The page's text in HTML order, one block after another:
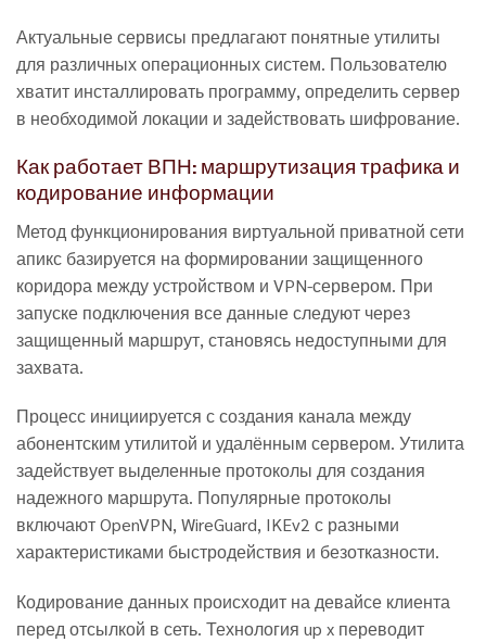
Актуальные сервисы предлагают понятные утилиты
для различных операционных систем. Пользователю
хватит инсталлировать программу, определить сервер
в необходимой локации и задействовать шифрование.
Как работает ВПН: маршрутизация трафика и
кодирование информации
Метод функционирования виртуальной приватной сети
апикс базируется на формировании защищенного
коридора между устройством и VPN-сервером. При
запуске подключения все данные следуют через
защищенный маршрут, становясь недоступными для
захвата.
Процесс инициируется с создания канала между
абонентским утилитой и удалённым сервером. Утилита
задействует выделенные протоколы для создания
надежного маршрута. Популярные протоколы
включают OpenVPN, WireGuard, IKEv2 с разными
характеристиками быстродействия и безотказности.
Кодирование данных происходит на девайсе клиента
перед отсылкой в сеть. Технология up x переводит